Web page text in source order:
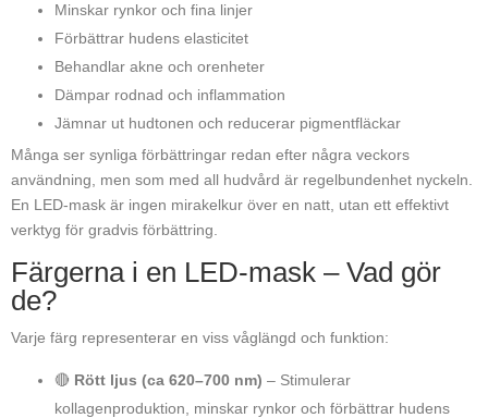
Minskar rynkor och fina linjer
Förbättrar hudens elasticitet
Behandlar akne och orenheter
Dämpar rodnad och inflammation
Jämnar ut hudtonen och reducerar pigmentfläckar
Många ser synliga förbättringar redan efter några veckors
användning, men som med all hudvård är regelbundenhet nyckeln.
En LED-mask är ingen mirakelkur över en natt, utan ett effektivt
verktyg för gradvis förbättring.
Färgerna i en LED-mask – Vad gör
de?
Varje färg representerar en viss våglängd och funktion:
🔴 Rött ljus (ca 620–700 nm) – Stimulerar
kollagenproduktion, minskar rynkor och förbättrar hudens